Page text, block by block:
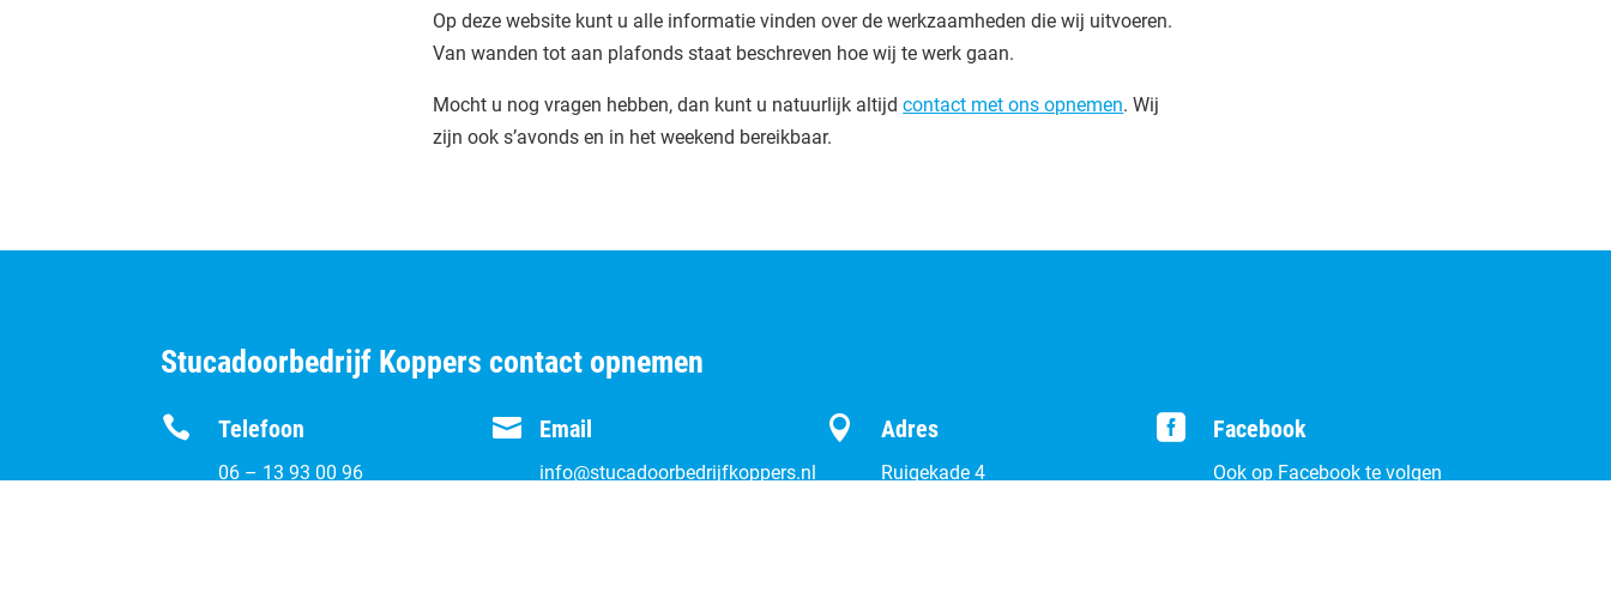
Op deze website kunt u alle informatie vinden over de werkzaamheden die wij uitvoeren.
Van wanden tot aan plafonds staat beschreven hoe wij te werk gaan.
Mocht u nog vragen hebben, dan kunt u natuurlijk altijdcontact met ons opnemen. Wij
zijn ook s’avonds en in het weekend bereikbaar.
Stucadoorbedrijf Koppers contact opnemen
 Telefoon
06 – 13 93 00 96
 Email
info@stucadoorbedrijfkoppers.nl
 Adres
Ruigekade 4
 Facebook
Ook op Facebook te volgen